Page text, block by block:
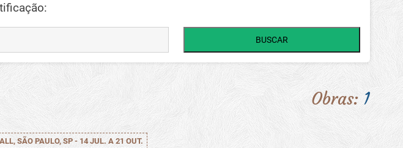
BUSCAR
Obras: 1
SÃO PAULO, SP - 14 JUL. A 21 OUT.